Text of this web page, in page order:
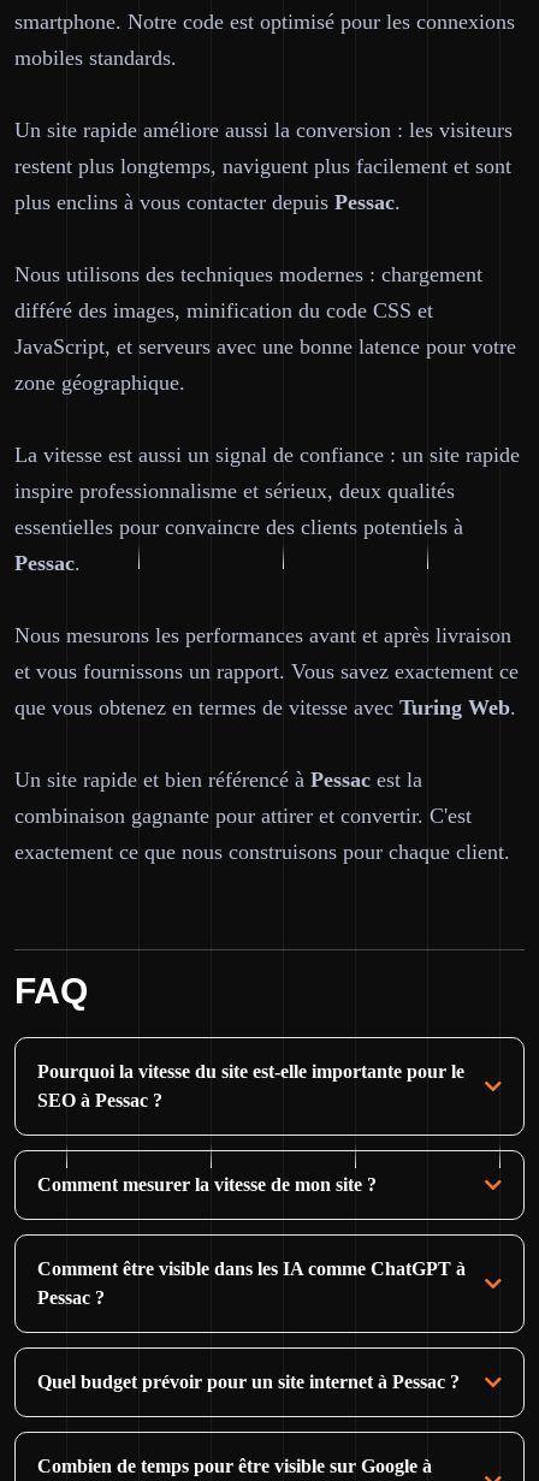
smartphone. Notre code est optimisé pour les connexions
mobiles standards.
Un site rapide améliore aussi la conversion : les visiteurs
restent plus longtemps, naviguent plus facilement et sont
plus enclins à vous contacter depuis Pessac.
Nous utilisons des techniques modernes : chargement
différé des images, minification du code CSS et
JavaScript, et serveurs avec une bonne latence pour votre
zone géographique.
La vitesse est aussi un signal de confiance : un site rapide
inspire professionnalisme et sérieux, deux qualités
essentielles pour convaincre des clients potentiels à
Pessac.
Nous mesurons les performances avant et après livraison
et vous fournissons un rapport. Vous savez exactement ce
que vous obtenez en termes de vitesse avec Turing Web.
Un site rapide et bien référencé à Pessac est la
combinaison gagnante pour attirer et convertir. C'est
exactement ce que nous construisons pour chaque client.
FAQ
Pourquoi la vitesse du site est-elle importante pour le
SEO à Pessac ?
Comment mesurer la vitesse de mon site ?
Comment être visible dans les IA comme ChatGPT à
Pessac ?
Quel budget prévoir pour un site internet à Pessac ?
Combien de temps pour être visible sur Google à